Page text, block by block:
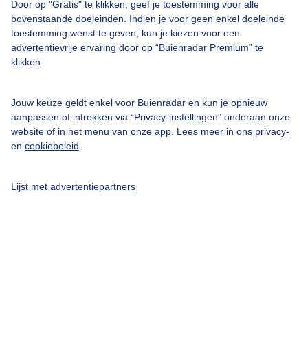
Door op "Gratis" te klikken, geef je toestemming voor alle
bovenstaande doeleinden. Indien je voor geen enkel doeleinde
toestemming wenst te geven, kun je kiezen voor een
advertentievrije ervaring door op “Buienradar Premium” te
klikken.
Jouw keuze geldt enkel voor Buienradar en kun je opnieuw
aanpassen of intrekken via “Privacy-instellingen” onderaan onze
website of in het menu van onze app. Lees meer in ons privacy-
en cookiebeleid
Lijst met advertentiepartners